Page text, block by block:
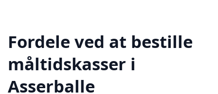
Fordele ved at bestille
måltidskasser i
Asserballe